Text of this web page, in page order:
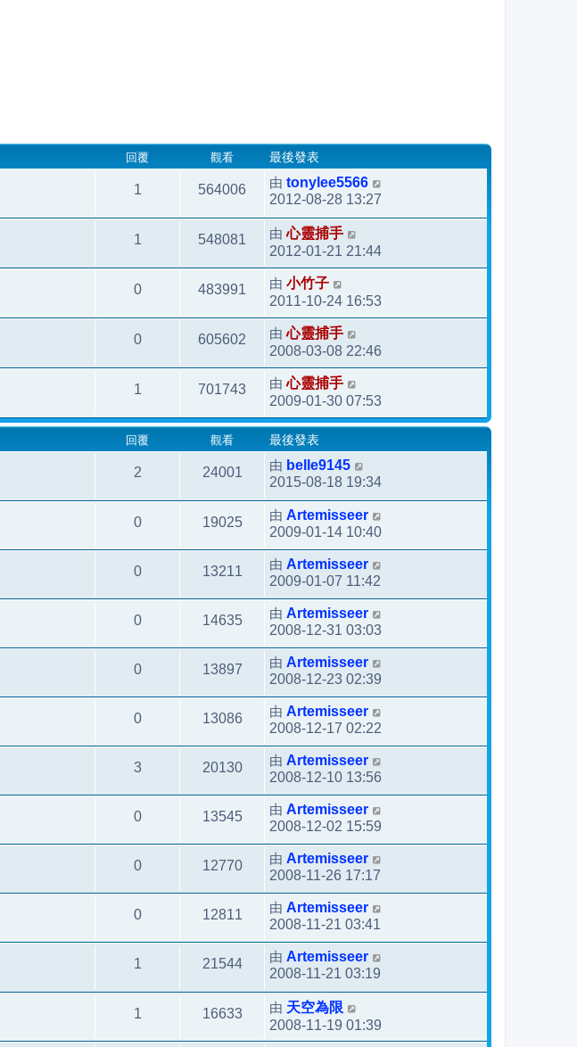
回覆 觀看 最後發表
1 564006 由 tonylee5566
2012-08-28 13:27
1 548081 由心靈捕手
2012-01-21 21:44
0 483991 由 小竹子
2011-10-24 16:53
0 605602 由心靈捕手
2008-03-08 22:46
1 701743 由心靈捕手
2009-01-30 07:53
回覆 觀看 最後發表
2 24001 由 belle9145
2015-08-18 19:34
0 19025 由 Artemisseer
2009-01-14 10:40
0 13211 由 Artemisseer
2009-01-07 11:42
0 14635 由 Artemisseer
2008-12-31 03:03
0 13897 由 Artemisseer
2008-12-23 02:39
0 13086 由 Artemisseer
2008-12-17 02:22
3 20130 由 Artemisseer
2008-12-10 13:56
0 13545 由 Artemisseer
2008-12-02 15:59
0 12770 由 Artemisseer
2008-11-26 17:17
0 12811 由 Artemisseer
2008-11-21 03:41
1 21544 由 Artemisseer
2008-11-21 03:19
1 16633 由 天空為限
2008-11-19 01:39